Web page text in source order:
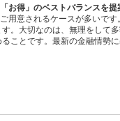
お得」のベストバランスを提
用意されるケースが多いで
。大切なのは、無理をして
ことです。最新の金融情勢